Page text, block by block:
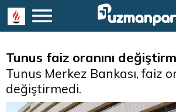
Tunus faiz oranını
Tunus Merkez Bankası, faiz
değiştirmedi.